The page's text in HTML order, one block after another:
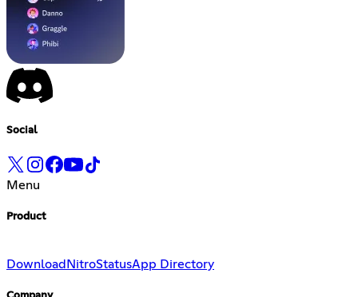
Social
Menu
Product
DownloadNitroStatusApp Directory